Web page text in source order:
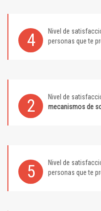
4 Nivel de
personas que te
2 Nivel de
mecanismos de
5 Nivel de
personas que te